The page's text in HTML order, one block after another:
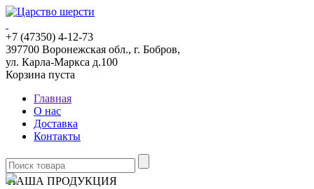
+7 (47350) 4-12-73
397700 Воронежская обл., г. Бобров,
ул. Карла-Маркса д.100
Корзина пуста
Главная
О нас
Доставка
Контакты
НАША ПРОДУКЦИЯ